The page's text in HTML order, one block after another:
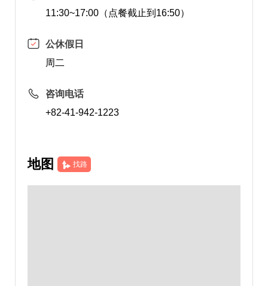
11:30~17:00（点餐截止到16:50）
公休假日
周二
咨询电话
+82-41-942-1223
地图 找路